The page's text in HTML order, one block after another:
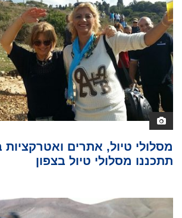
מסלולי טיול, אתרים ואטרקציות
תתכננו מסלולי טיול בצפון